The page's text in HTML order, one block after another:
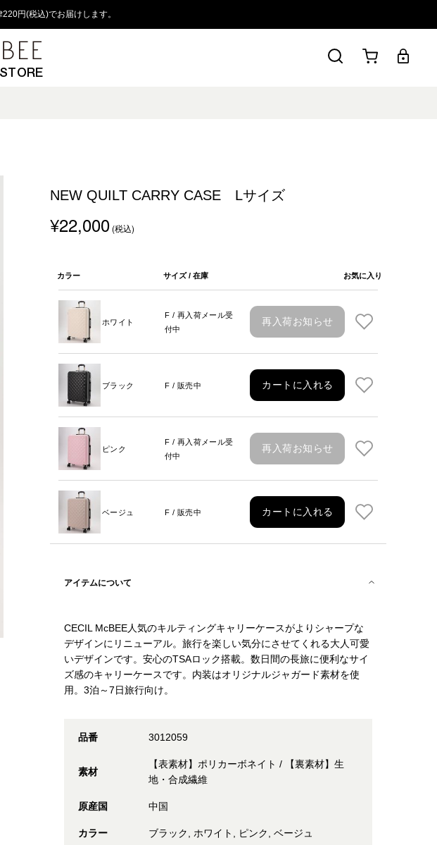
円(税込)でお届けします。
NEW QUILT CARRY CASE Lサイズ
¥22,000(税込)
カラー サイズ / 在庫 お気に入り
ホワイト
F / 再入荷メール受
付中
再入荷お知らせ
ブラック F / 販売中 カートに入れる
ピンク
F / 再入荷メール受
付中
再入荷お知らせ
ベージュ F / 販売中 カートに入れる
アイテムについて
CECIL McBEE人気のキルティングキャリーケースがよりシャープな
デザインにリニューアル。旅行を楽しい気分にさせてくれる大人可愛
いデザインです。安心のTSAロック搭載。数日間の長旅に便利なサイ
ズ感のキャリーケースです。内装はオリジナルジャガード素材を使
用。3泊～7日旅行向け。
品番 3012059
素材
【表素材】ポリカーボネイト / 【裏素材】生
地・合成繊維
原産国 中国
カラー ブラック, ホワイト, ピンク, ベージュ